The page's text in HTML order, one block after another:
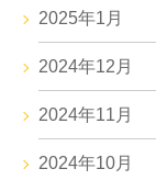
2025年1月
2024年12月
2024年11月
2024年10月